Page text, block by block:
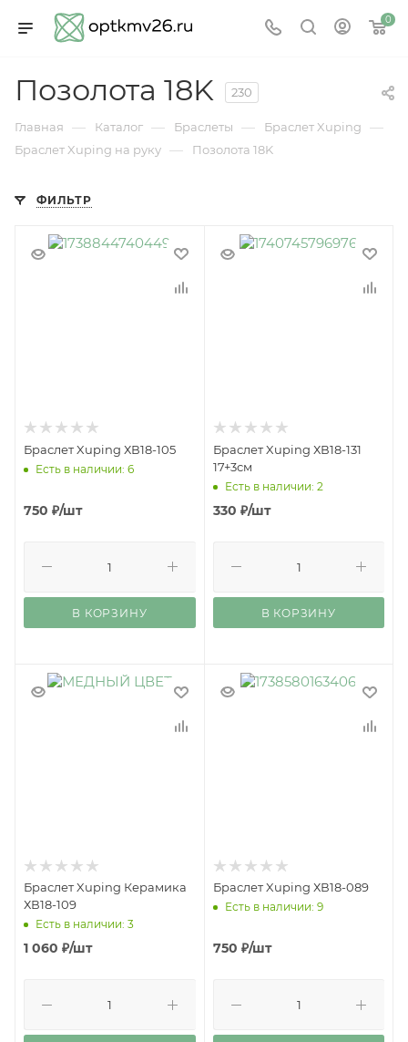
0
Позолота 18K 230
Главная — Каталог — Браслеты — Браслет Xuping —
Браслет Xuping на руку — Позолота 18K
ФИЛЬТР
Браслет Xuping ХВ18-105
Есть в наличии: 6
750 ₽/шт
В КОРЗИНУ
Браслет Xuping ХВ18-131
17+3см
Есть в наличии: 2
330 ₽/шт
В КОРЗИНУ
Браслет Xuping Керамика
ХВ18-109
Есть в наличии: 3
1 060 ₽/шт
Браслет Xuping ХВ18-089
Есть в наличии: 9
750 ₽/шт